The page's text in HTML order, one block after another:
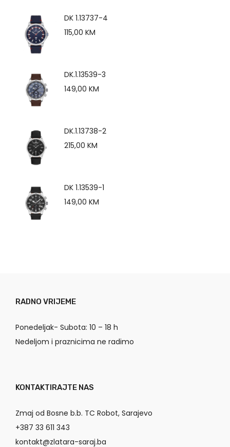
DK 1.13737-4
115,00 KM
DK.1.13539-3
149,00 KM
DK.1.13738-2
215,00 KM
DK 1.13539-1
149,00 KM
RADNO VRIJEME
Ponedeljak- Subota: 10 – 18 h
Nedeljom i praznicima ne radimo
KONTAKTIRAJTE NAS
Zmaj od Bosne b.b. TC Robot, Sarajevo
+387 33 611 343
kontakt@zlatara-saraj.ba